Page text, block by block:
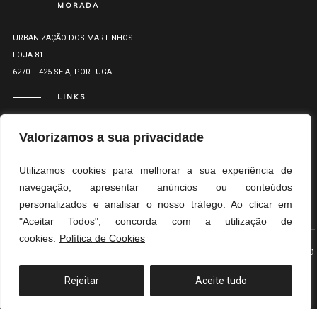
Valorizamos a sua privacidade
Utilizamos cookies para melhorar a sua experiência de
navegação, apresentar anúncios ou conteúdos
personalizados e analisar o nosso tráfego. Ao clicar em
"Aceitar Todos", concorda com a utilização de
cookies.
Política de Cookies
Rejeitar Aceite tudo
MORADA
URBANIZAÇÃO DOS MARTINHOS
LOJA 81
6270 – 425 SEIA, PORTUGAL
LINKS
TOPO